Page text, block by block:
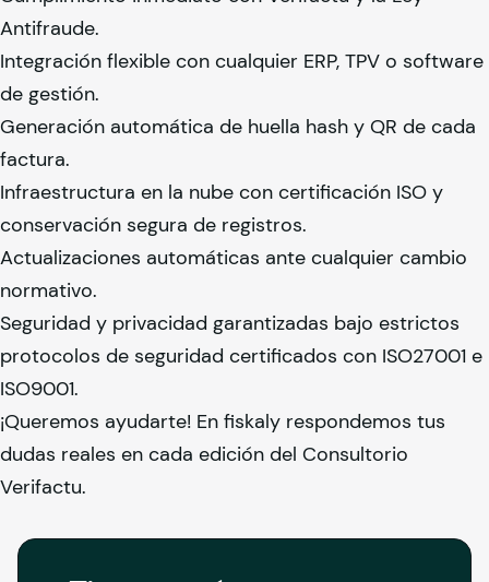
Antifraude.
Integración flexible con cualquier ERP, TPV o software
de gestión.
Generación automática de huella hash y QR de cada
factura.
Infraestructura en la nube con certificación ISO y
conservación segura de registros.
Actualizaciones automáticas ante cualquier cambio
normativo.
Seguridad y privacidad garantizadas bajo estrictos
protocolos de seguridad certificados con ISO27001 e
ISO9001.
¡Queremos ayudarte! En fiskaly respondemos tus
dudas reales en cada edición del Consultorio
Verifactu.